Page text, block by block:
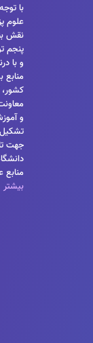
با
علوم
نقش
پنجم
و با
كشور،
و
جهت
بیشتر